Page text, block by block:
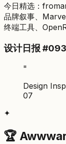
今日精选：
品牌叙事、
终端工具、
设计日报 #093
"
Design
07
✦
🏆